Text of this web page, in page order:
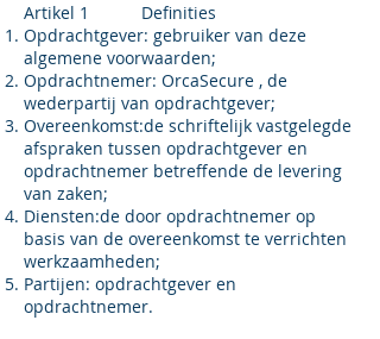
Artikel 1 Definities
Opdrachtgever: gebruiker van deze
algemene voorwaarden;
Opdrachtnemer: OrcaSecure , de
wederpartij van opdrachtgever;
Overeenkomst:de schriftelijk vastgelegde
afspraken tussen opdrachtgever en
opdrachtnemer betreffende de levering
van zaken;
Diensten:de door opdrachtnemer op
basis van de overeenkomst te verrichten
werkzaamheden;
Partijen: opdrachtgever en
opdrachtnemer.